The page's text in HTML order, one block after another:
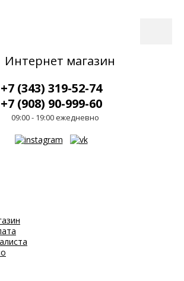
Интернет магазин
+7 (343) 319-52-74
+7 (908) 90-999-60
09:00 - 19:00 ежедневно